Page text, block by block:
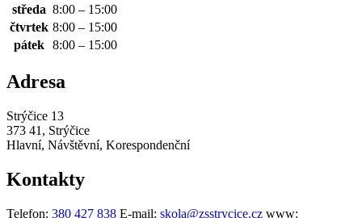
středa 8:00 – 15:00
čtvrtek 8:00 – 15:00
pátek 8:00 – 15:00
Adresa
Strýčice 13
373 41, Strýčice
Hlavní, Návštěvní, Korespondenční
Kontakty
Telefon: 380 427 838 E-mail: skola@zsstrycice.cz www: